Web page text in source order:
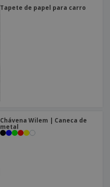
Tapete de papel para carro
Chávena Wilem | Caneca de
metal